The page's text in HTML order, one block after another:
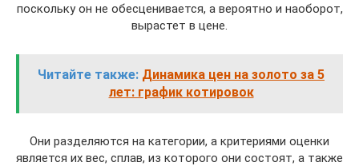
поскольку он не обесценивается, а вероятно и наоборот,
вырастет в цене.
Читайте также: Динамика цен на золото за 5
лет: график котировок
Они разделяются на категории, а критериями оценки
является их вес, сплав, из которого они состоят, а также